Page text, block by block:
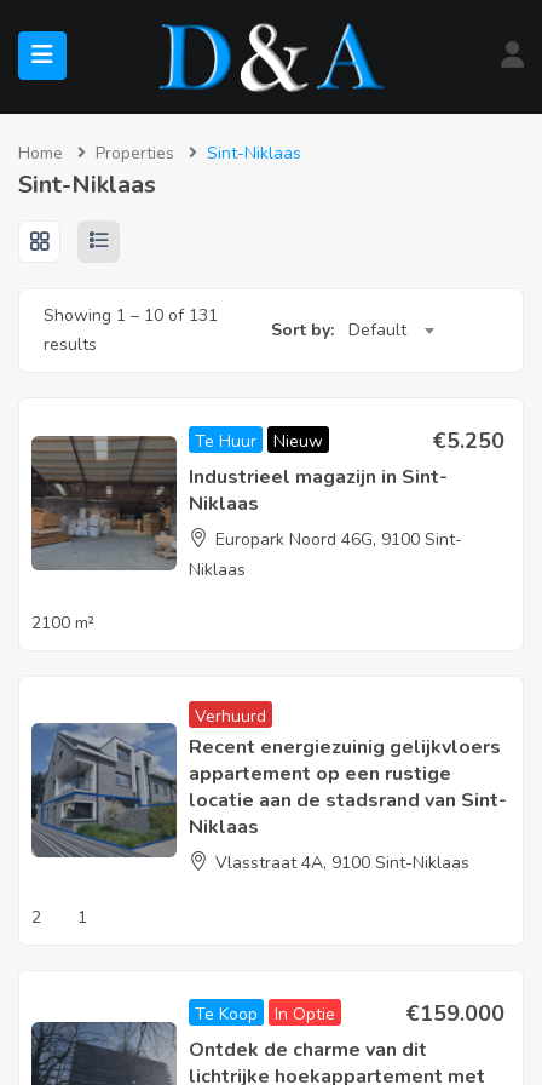
(Te Koop)
Home Properties Sint-Niklaas
Sint-Niklaas
Showing 1 – 10 of 131
results
Sort by: Default
Te Huur Nieuw €5.250
Industrieel magazijn in Sint-
Niklaas
Europark Noord 46G, 9100 Sint-
Niklaas
2100 m²
Verhuurd
Recent energiezuinig gelijkvloers
appartement op een rustige
locatie aan de stadsrand van Sint-
Niklaas
Vlasstraat 4A, 9100 Sint-Niklaas
2 1
Te Koop In Optie €159.000
Ontdek de charme van dit
lichtrijke hoekappartement met